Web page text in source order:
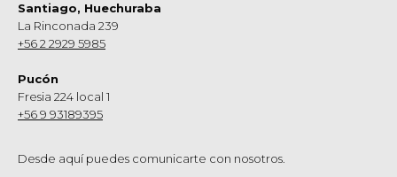
Santiago, Huechuraba
La Rinconada 239
+56 2 2929 5985
Pucón
Fresia 224 local 1
+56 9 93189395
Desde aquí puedes comunicarte con nosotros.